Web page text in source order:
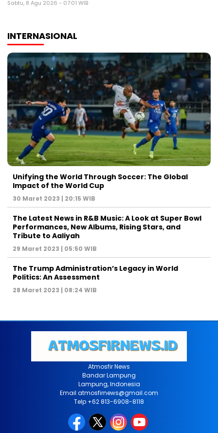
Sabtu, 8 Agu 2026 - 07:01 WIB
INTERNASIONAL
Unifying the World Through Soccer: The Global
Impact of the World Cup
30 Maret 2023 | 20:15 WIB
The Latest News in R&B Music: A Look at Super Bowl
Performances, New Albums, Rising Stars, and
Tribute to Aaliyah
29 Maret 2023 | 05:50 WIB
The Trump Administration’s Legacy in World
Politics: An Assessment
28 Maret 2023 | 08:24 WIB
Atmosfir News
Bandar Lampung
Lampung, Indonesia
Email atmosfirnews@gmail.com
Telp +62 813-6908-8118